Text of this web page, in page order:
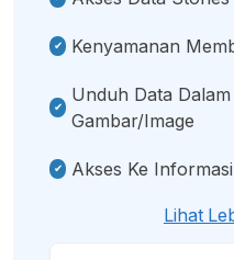
Kenyamanan
Unduh Data
Gambar/image
Akses Ke
Lihat